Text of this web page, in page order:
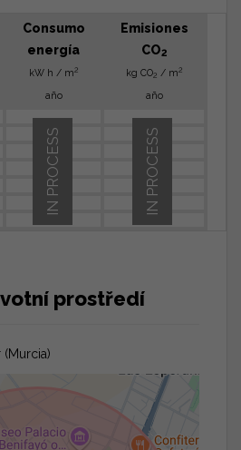
Consumo
energía
kW h / m2
año
Emisiones
CO2
kg CO2 / m2
año
IN PROCESS
IN PROCESS
prostředí
(Murcia)